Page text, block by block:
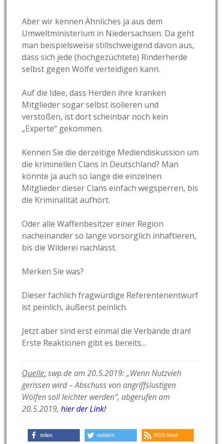
Aber wir kennen Ähnliches ja aus dem
Umweltministerium in Niedersachsen. Da geht
man beispielsweise stillschweigend davon aus,
dass sich jede (hochgezüchtete) Rinderherde
selbst gegen Wölfe verteidigen kann.
Auf die Idee, dass Herden ihre kranken
Mitglieder sogar selbst isolieren und
verstoßen, ist dort scheinbar noch kein
„Experte“ gekommen.
Kennen Sie die derzeitige Mediendiskussion um
die kriminellen Clans in Deutschland? Man
könnte ja auch so lange die einzelnen
Mitglieder dieser Clans einfach wegsperren, bis
die Kriminalität aufhört.
Oder alle Waffenbesitzer einer Region
nacheinander so lange vorsorglich inhaftieren,
bis die Wilderei nachlässt.
Merken Sie was?
Dieser fachlich fragwürdige Referentenentwurf
ist peinlich, äußerst peinlich.
Jetzt aber sind erst einmal die Verbände dran!
Erste Reaktionen gibt es bereits…
Quelle:swp.de am 20.5.2019: „Wenn Nutzvieh
gerissen wird – Abschuss von angriffslustigen
Wölfen soll leichter werden“, abgerufen am
20.5.2019,hier der Link!
teilen twittern RSS-feed